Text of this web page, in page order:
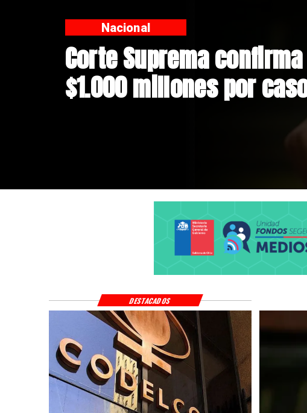
Codelco suspende
Andes Norte en El
Nacional
DESTACADOS